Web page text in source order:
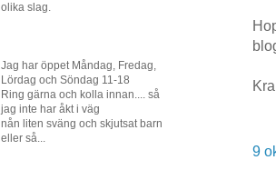
9
olika slag.
Jag har öppet Måndag, Fredag,
Lördag och Söndag 11-18
Ring gärna och kolla innan.... så
jag inte har åkt i väg
nån liten sväng och skjutsat barn
eller så...